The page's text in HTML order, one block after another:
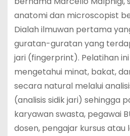
anatomi dan microscopist
Dialah ilmuwan pertama
guratan-guratan yang
jari (fingerprint). Pelatihan
mengetahui minat, bakat,
secara natural melalui
(analisis sidik jari) sehingga
karyawan swasta, pegawai
dosen, pengajar kursus atau